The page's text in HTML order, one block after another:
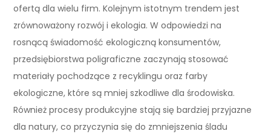
ofertą dla wielu firm. Kolejnym istotnym trendem jest
zrównoważony rozwój i ekologia. W odpowiedzi na
rosnącą świadomość ekologiczną konsumentów,
przedsiębiorstwa poligraficzne zaczynają stosować
materiały pochodzące z recyklingu oraz farby
ekologiczne, które są mniej szkodliwe dla środowiska.
Również procesy produkcyjne stają się bardziej przyjazne
dla natury, co przyczynia się do zmniejszenia śladu